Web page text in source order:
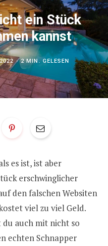
ein Stück
kannst
2 MIN. GELESEN
es ist, ist aber
erschwinglicher
den falschen Websiten
viel zu viel Geld.
auch mit nicht so
echten Schnapper